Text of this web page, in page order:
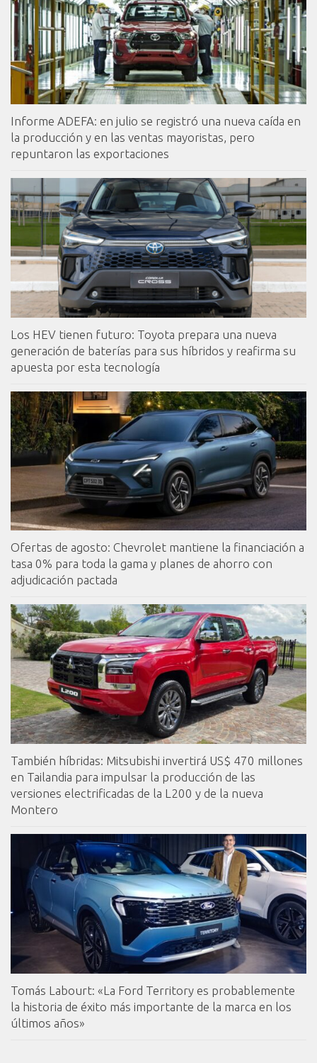
Informe ADEFA: en julio se registró una nueva caída en
la producción y en las ventas mayoristas, pero
repuntaron las exportaciones
Los HEV tienen futuro: Toyota prepara una nueva
generación de baterías para sus híbridos y reafirma su
apuesta por esta tecnología
Ofertas de agosto: Chevrolet mantiene la financiación a
tasa 0% para toda la gama y planes de ahorro con
adjudicación pactada
También híbridas: Mitsubishi invertirá US$ 470 millones
en Tailandia para impulsar la producción de las
versiones electrificadas de la L200 y de la nueva
Montero
Tomás Labourt: «La Ford Territory es probablemente
la historia de éxito más importante de la marca en los
últimos años»